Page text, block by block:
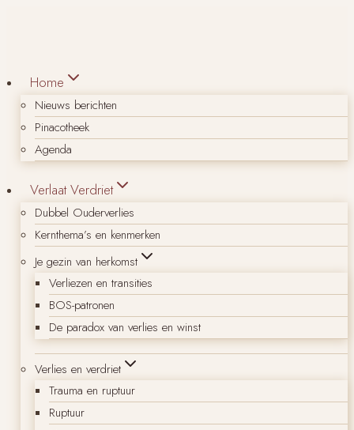
Home
Nieuws berichten
Pinacotheek
Agenda
Verlaat Verdriet
Dubbel Ouderverlies
Kernthema’s en kenmerken
Je gezin van herkomst
Verliezen en transities
BOS-patronen
De paradox van verlies en winst
Verlies en verdriet
Trauma en ruptuur
Ruptuur